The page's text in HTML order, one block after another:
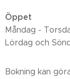
Öppet
Måndag -
Lördag och
Bokning kan